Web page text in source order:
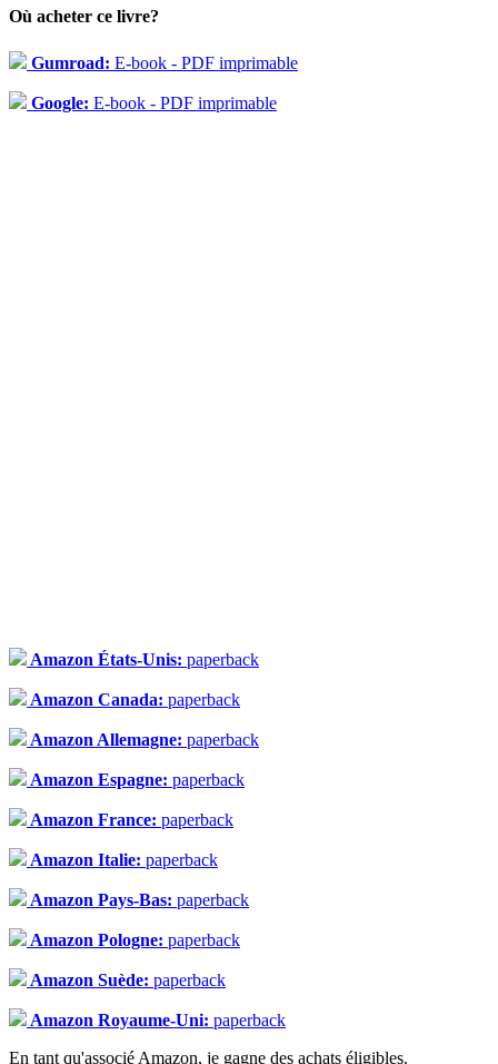
Où acheter ce livre?
Gumroad: E-book - PDF imprimable
Google: E-book - PDF imprimable
Amazon États-Unis: paperback
Amazon Canada: paperback
Amazon Allemagne: paperback
Amazon Espagne: paperback
Amazon France: paperback
Amazon Italie: paperback
Amazon Pays-Bas: paperback
Amazon Pologne: paperback
Amazon Suède: paperback
Amazon Royaume-Uni: paperback
En tant qu'associé Amazon, je gagne des achats éligibles.